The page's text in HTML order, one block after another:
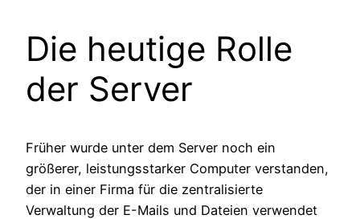
Die heutige Rolle
der Server
Früher wurde unter dem Server noch ein
größerer, leistungsstarker Computer verstanden,
der in einer Firma für die zentralisierte
Verwaltung der E-Mails und Dateien verwendet